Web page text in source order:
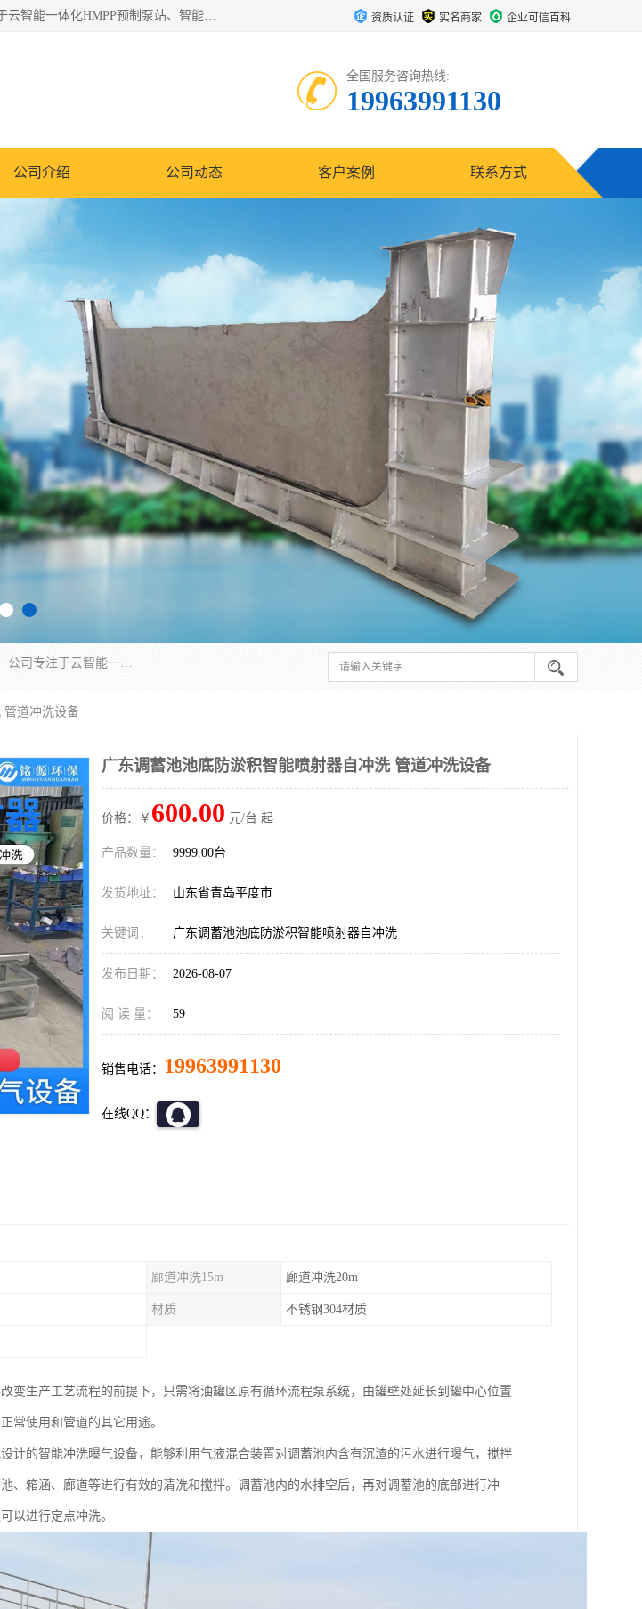
青岛铭源环保科技有限公司是一家专注于环保与智慧水务领域的先进科技企业，公司专注于云智能一体化HMPP预制泵站、智能截流井设备、调蓄池雨洪管理设备、水务循环利用、云智慧水务开发及新型环保技术研发等领域。 资质认证 实名商家 企业可信百科
全国服务咨询热线:
19963991130
公司介绍 公司动态 客户案例 联系方式
青岛铭源环保科技有限公司是一家专注于环保与智慧水务领域的先进科技企业，公司专注于云智能一体化HMPP预制泵站、智能截流井设备、调蓄池雨洪管理设备、水务循环利用、云智慧水务开发及新型环保技术研发等领域。
管道冲洗设备
广东调蓄池池底防淤积智能喷射器自冲洗 管道冲洗设备
价格：￥ 600.00 元/台 起
产品数量： 9999.00台
发货地址： 山东省青岛平度市
关键词： 广东调蓄池池底防淤积智能喷射器自冲洗
发布日期： 2026-08-07
阅 读 量： 59
销售电话： 19963991130
在线QQ：
廊道冲洗15m 廊道冲洗20m
材质 不锈钢304材质
变生产工艺流程的前提下，只需将油罐区原有循环流程泵系统，由罐壁处延长到罐中心位置
常使用和管道的其它用途。
计的智能冲洗曝气设备，能够利用气液混合装置对调蓄池内含有沉渣的污水进行曝气，搅拌
、箱涵、廊道等进行有效的清洗和搅拌。调蓄池内的水排空后，再对调蓄池的底部进行冲
以进行定点冲洗。